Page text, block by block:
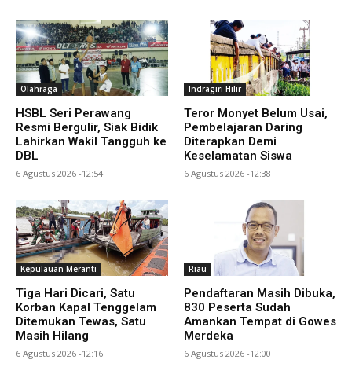
Olahraga
HSBL Seri Perawang
Resmi Bergulir, Siak Bidik
Lahirkan Wakil Tangguh ke
DBL
6 Agustus 2026 -12:54
Indragiri Hilir
Teror Monyet Belum Usai,
Pembelajaran Daring
Diterapkan Demi
Keselamatan Siswa
6 Agustus 2026 -12:38
Kepulauan Meranti
Tiga Hari Dicari, Satu
Korban Kapal Tenggelam
Ditemukan Tewas, Satu
Masih Hilang
6 Agustus 2026 -12:16
Riau
Pendaftaran Masih Dibuka,
830 Peserta Sudah
Amankan Tempat di Gowes
Merdeka
6 Agustus 2026 -12:00